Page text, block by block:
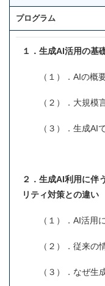
プログラム
１．生成AI活用の基
（１）．AIの概要
（２）．大規模言
（３）．生成AIで
２．生成AI利用に伴
リティ対策との違い
（１）．AI活用に
（２）．従来の情
（３）．なぜ生成